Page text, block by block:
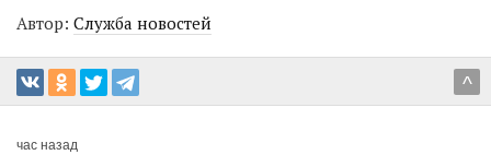
Автор: Служба новостей
^
час назад